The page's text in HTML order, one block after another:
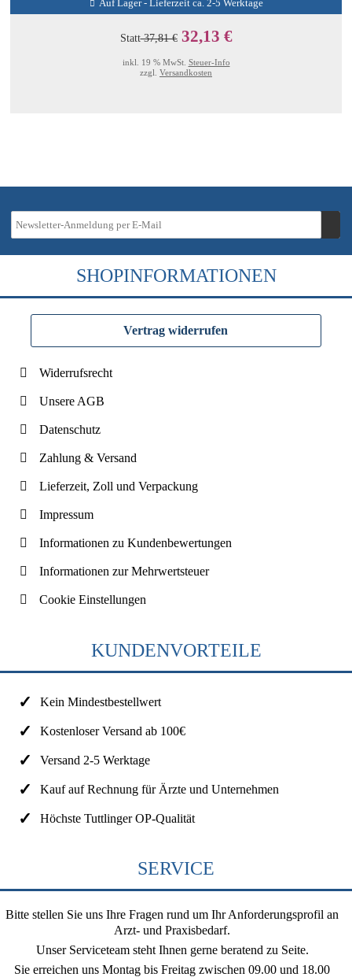
Auf Lager - Lieferzeit ca. 2-5 Werktage
Statt37,81 € 32,13 €
inkl. 19 % MwSt. Steuer-Info
zzgl. Versandkosten
SHOPINFORMATIONEN
Vertrag widerrufen
Widerrufsrecht
Unsere AGB
Datenschutz
Zahlung & Versand
Lieferzeit, Zoll und Verpackung
Impressum
Informationen zu Kundenbewertungen
Informationen zur Mehrwertsteuer
Cookie Einstellungen
KUNDENVORTEILE
Kein Mindestbestellwert
Kostenloser Versand ab 100€
Versand 2-5 Werktage
Kauf auf Rechnung für Ärzte und Unternehmen
Höchste Tuttlinger OP-Qualität
SERVICE
Bitte stellen Sie uns Ihre Fragen rund um Ihr Anforderungsprofil an
Arzt- und Praxisbedarf.
Unser Serviceteam steht Ihnen gerne beratend zu Seite.
Sie erreichen uns Montag bis Freitag zwischen 09.00 und 18.00